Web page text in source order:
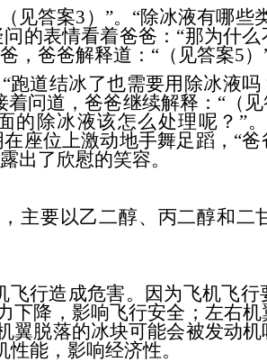
答案3）”。“除冰液有哪些
的表情看着爸爸：“那为什
爸爸解释道：“（见答案5）”
结冰了也需要用除冰液吗
问道，爸爸继续解释：“（
的除冰液该怎么处理呢？”
座位上激动地手舞足蹈，“
出了欣慰的笑容。
要以乙二醇、丙二醇和二
行造成危害。因为飞机飞行
降，影响飞行安全；左右
脱落的冰块可能会被发动
能，影响经济性。